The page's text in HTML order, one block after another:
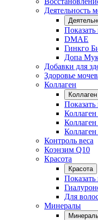
Деятельность
Показать
DMAE
Гинкго
Допа
Добавки для
Здоровье
Коллаген
Коллаген
Показать
Коллаген
Контроль веса
Коэнзим Q10
Красота
Красота
Показать
Для
Минералы